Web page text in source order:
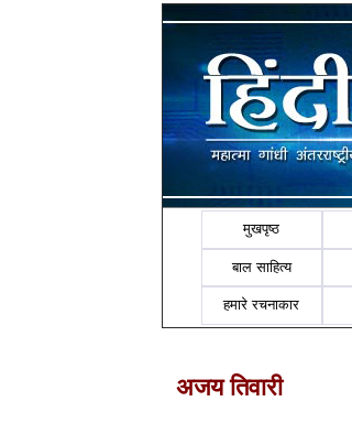
मुखपृष्ठ
बाल साहित्य
हमारे रचनाकार
अजय तिवारी